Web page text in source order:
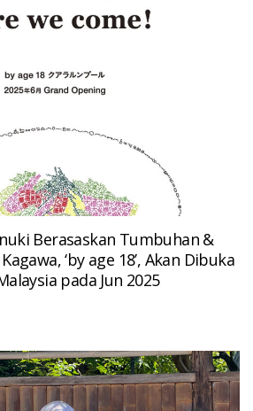
Berasaskan Tumbuhan &
‘by age 18’, Akan Dibuka
pada Jun 2025